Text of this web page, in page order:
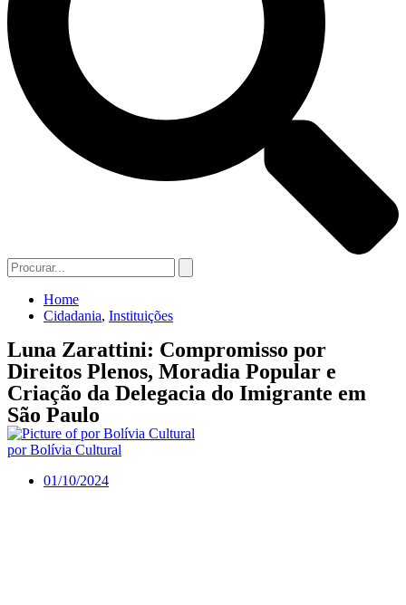
Home
Cidadania, Instituições
Luna Zarattini: Compromisso por
Direitos Plenos, Moradia Popular e
Criação da Delegacia do Imigrante em
São Paulo
por Bolívia Cultural
01/10/2024